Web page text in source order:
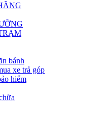
bánh
xe trả góp
hiểm